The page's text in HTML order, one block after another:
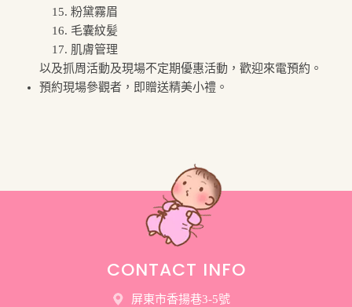
粉黛霧眉
毛囊紋髪
肌膚管理
以及抓周活動及現場不定期優惠活動，歡迎來電預約。
預約現場參觀者，即贈送精美小禮。
CONTACT INFO
屏東市香揚巷3-5號